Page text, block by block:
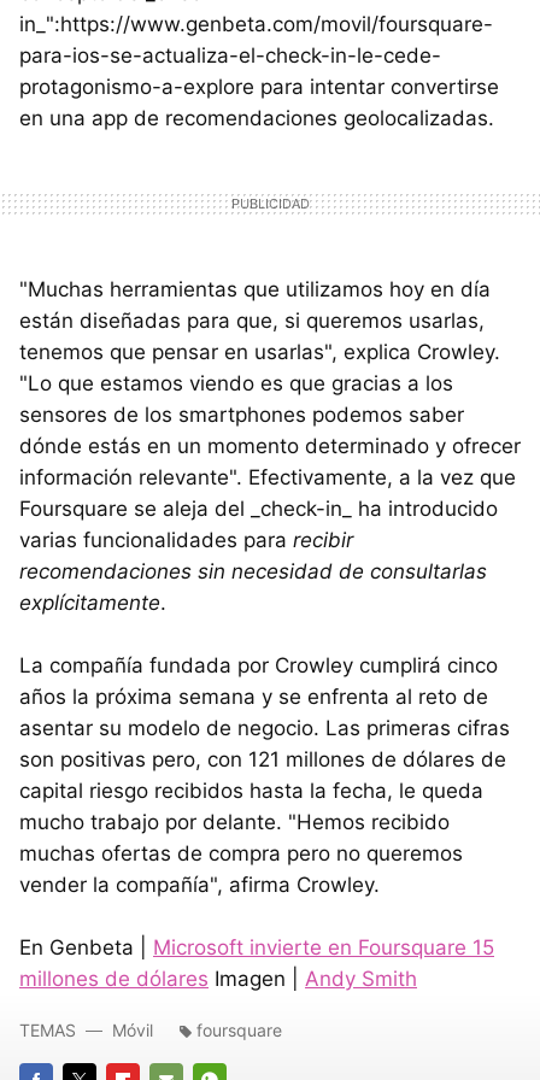
in_":https://www.genbeta.com/movil/foursquare-
para-ios-se-actualiza-el-check-in-le-cede-
protagonismo-a-explore para intentar convertirse
en una app de recomendaciones geolocalizadas.
"Muchas herramientas que utilizamos hoy en día
están diseñadas para que, si queremos usarlas,
tenemos que pensar en usarlas", explica Crowley.
"Lo que estamos viendo es que gracias a los
sensores de los smartphones podemos saber
dónde estás en un momento determinado y ofrecer
información relevante". Efectivamente, a la vez que
Foursquare se aleja del _check-in_ ha introducido
varias funcionalidades para recibir
recomendaciones sin necesidad de consultarlas
explícitamente.
La compañía fundada por Crowley cumplirá cinco
años la próxima semana y se enfrenta al reto de
asentar su modelo de negocio. Las primeras cifras
son positivas pero, con 121 millones de dólares de
capital riesgo recibidos hasta la fecha, le queda
mucho trabajo por delante. "Hemos recibido
muchas ofertas de compra pero no queremos
vender la compañía", afirma Crowley.
En Genbeta | Microsoft invierte en Foursquare 15
millones de dólares Imagen | Andy Smith
TEMAS Móvil foursquare